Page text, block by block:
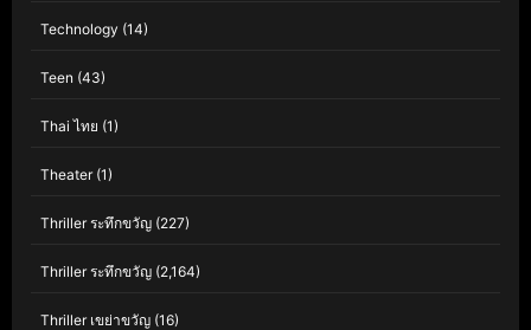
Technology (14)
Teen (43)
Thai ไทย (1)
Theater(1)
Thriller ระทึกขวัญ (227)
Thriller ระทึกขวัญ (2,164)
Thriller เขย่าขวัญ (16)